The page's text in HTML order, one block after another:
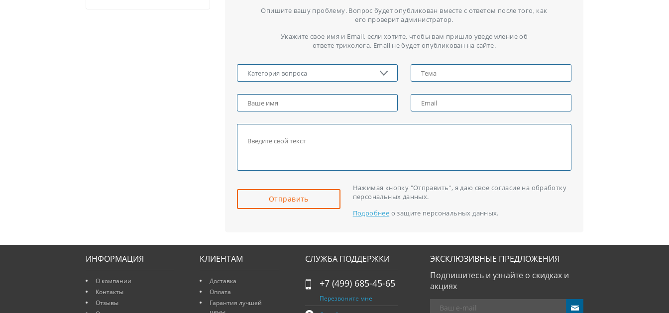
Опишите вашу проблему. Вопрос будет опубликован вместе с ответом после того, как
его проверит администратор.
Укажите свое имя и Email, если хотите, чтобы вам пришло уведомление об
ответе трихолога. Email не будет опубликован на сайте.
Отправить
Нажимая кнопку "Отправить", я даю свое согласие на обработку
персональных данных.
Подробнее о защите персональных данных.
ИНФОРМАЦИЯ
О компании
Контакты
Отзывы
КЛИЕНТАМ
Доставка
Оплата
Гарантия лучшей
СЛУЖБА ПОДДЕРЖКИ
+7 (499) 685-45-65
Перезвоните мне
ЭКСКЛЮЗИВНЫЕ ПРЕДЛОЖЕНИЯ
Подпишитесь и узнайте о скидках и
акциях
send